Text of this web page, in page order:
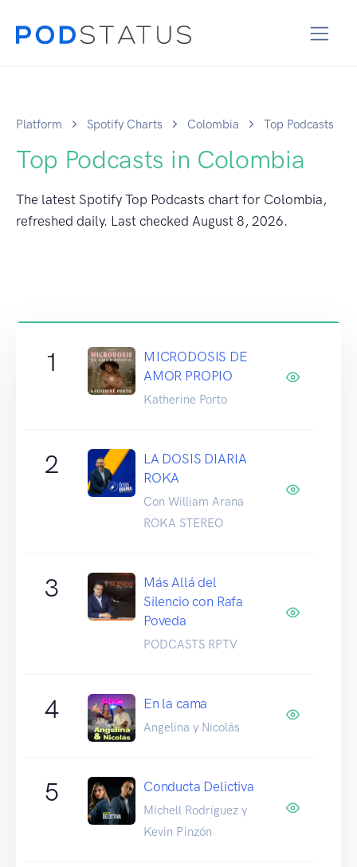
Platform Spotify Charts Colombia Top Podcasts
Top Podcasts in Colombia
The latest Spotify Top Podcasts chart for Colombia,
refreshed daily. Last checked August 8, 2026.
1
MICRODOSIS DE
AMOR PROPIO
Katherine Porto
2
LA DOSIS DIARIA
ROKA
Con William Arana
ROKA STEREO
3
Más Allá del
Silencio con Rafa
Poveda
PODCASTS RPTV
4 En la cama
Angelina y Nicolás
5 Conducta Delictiva
Michell Rodríguez y
Kevin Pinzón